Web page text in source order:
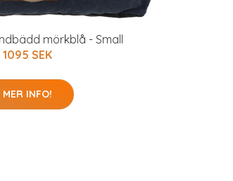
mörkblå - Small
1095 SEK
MER INFO!